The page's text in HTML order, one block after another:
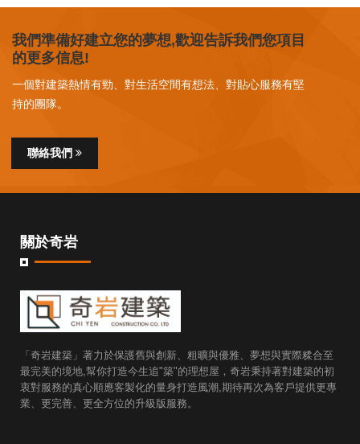
我們準備好建立您的夢想,歡迎告訴我們您項目
的更多信息!
一個對建築熱情有勁、對生活空間有想法、對貼心服務有堅
持的團隊。
聯絡我們
關於奇岩
「奇岩建築」著力於保護舊與創新、粗曠與優雅、夢想與實際糅合至
最完美的境地,幫你打造今生追"築"的理想屋，奇岩秉持著對建築的初
衷對服務的真心順應客製化的量身打造風潮,期待再次為客戶提供更專
業、更完善、更全方位的升級版服務。